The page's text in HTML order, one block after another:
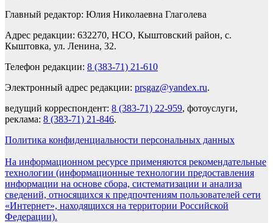
Главный редактор: Юлия Николаевна Глаголева
Адрес редакции: 632270, НСО, Кыштовский район, с.
Кыштовка, ул. Ленина, 32.
Телефон редакции: 8 (383-71) 21-610
Электронный адрес редакции: prsgaz@yandex.ru.
ведущий корреспондент: 8 (383-71) 22-959, фотоуслуги,
реклама: 8 (383-71) 21-846.
Политика конфиденциальности персональных данных
На информационном ресурсе применяются рекомендательные
технологии (информационные технологии предоставления
информации на основе сбора, систематизации и анализа
сведений, относящихся к предпочтениям пользователей сети
«Интернет», находящихся на территории Российской
Федерации).